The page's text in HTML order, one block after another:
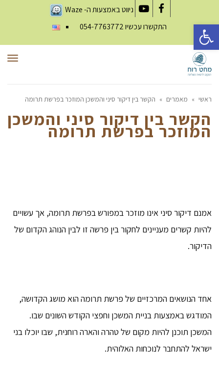
Facebook
YouTube
ניווט באמצעות ה-Waze
התקשרו עכשיו054-7763772
ראשי » מאמרים » הקשר בין דיקור סיני והמשכן המוזכר בפרשת תרומה
הקשר בין דיקור סיני והמשכן
המוזכר בפרשת תרומה
אמנם דיקור סיני אינו מוזכר במפורש בפרשת תרומה, אך עשויים
להיות קשרים מעניינים לחקור בין פרשה זו לבין הנוהג הקדום של
הדיקור.
אחד הנושאים המרכזיים של פרשת תרומה הוא מושג הקדושה,
המודגש באמצעות בניית המשכן וחפצי הקודש השונים שבו.
המשכן תוכנן להיות מקום של טהרה והארה רוחנית, שבו יוכלו בני
ישראל להתחבר לנוכחות האלוהית.
פתח סרגל נגישות